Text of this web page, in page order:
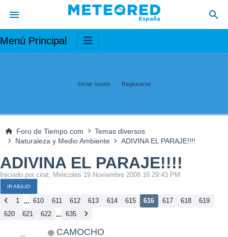
Menú Principal
Iniciar sesión Registrarse
Foro de Tiempo.com
Temas diversos
Naturaleza y Medio Ambiente
ADIVINA EL PARAJE!!!!
ADIVINA EL PARAJE!!!!
Iniciado por cirat, Miércoles 19 Noviembre 2008 16:29:43 PM
IR ABAJO
1 ... 610 611 612 613 614 615 616 617 618
619
620
621 622 ... 635
CAMOCHO